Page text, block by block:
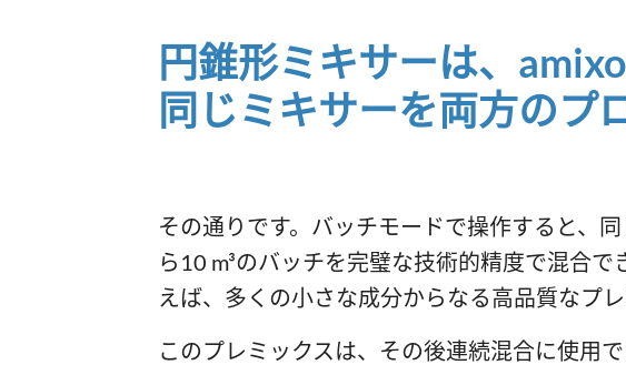
円錐形ミキサーは、
同じミキサーを両方のプ
その通りです。バッチモードで操作すると、同
ら10 m³のバッチを完璧な技術的精度で混合で
えば、多くの小さな成分からなる高品質なプレ
このプレミックスは、その後連続混合に使用